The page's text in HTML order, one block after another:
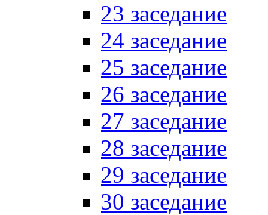
23 заседание
24 заседание
25 заседание
26 заседание
27 заседание
28 заседание
29 заседание
30 заседание